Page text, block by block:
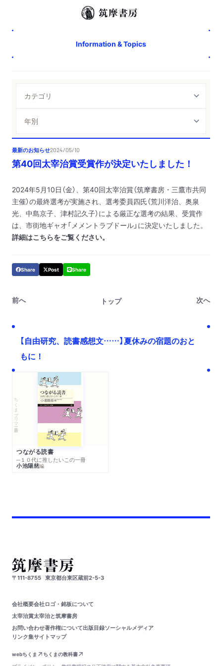
Information & Topics
最新のお知らせ2024/05/10
第40回太宰治賞受賞作が決定いたしました！
2024年5月10日（金）、第40回太宰治賞（筑摩書房・三鷹市共同
主催）の最終選考が実施され、選考委員四氏（荒川洋治、奥泉
光、中島京子、津村記久子）による厳正な選考の結果、受賞作
は、市街地ギャオ「メメントラブドール」に決定いたしました。
詳細はこちらをご覧ください。
Share Post Share
前へ トップ 次へ
【自由研究、読書感想文……】夏休みの宿題のおと
もに！
ちくまプリマー新書
つながる読書
─１０代に推したいこの一冊
小池陽慈編
〒111-8755 東京都台東区蔵前2-5-3
会社概要会社ロゴ・銘板について
太宰治賞太宰治と筑摩書房
お問い合わせ著作権について出版目録ソーシャルメディア
リンク集サイトマップ
webちくま
ちくまの教科書